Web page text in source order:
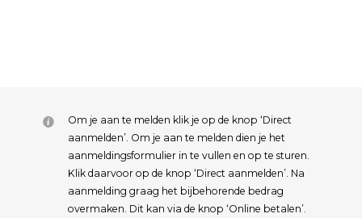
Om je aan te melden klik je op de knop ‘Direct
aanmelden’. Om je aan te melden dien je het
aanmeldingsformulier in te vullen en op te sturen.
Klik daarvoor op de knop ‘Direct aanmelden’. Na
aanmelding graag het bijbehorende bedrag
overmaken. Dit kan via de knop ‘Online betalen’.